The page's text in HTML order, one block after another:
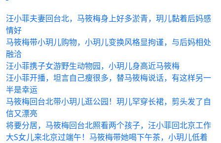
汪小菲夫妻回台北，马筱梅身上好多淤青，玥儿黏着后妈感
情好
马筱梅带小玥儿购物，小玥儿变换风格显拘谨，与后妈相处
融洽
汪小菲携子女游野生动物园，小玥儿身高近马筱梅
汪小菲开播，坦言自己瘦很多，替马筱梅说话，有这样另一
半是幸运
马筱梅回台北带小玥儿逛公园！玥儿罕穿长裙，剪头发了自
信又漂亮
将要分居，马筱梅回台北照看两个孩子，汪小菲回北京工作
大S女儿来北京过端午！马筱梅带她喝下午茶，小玥儿低着